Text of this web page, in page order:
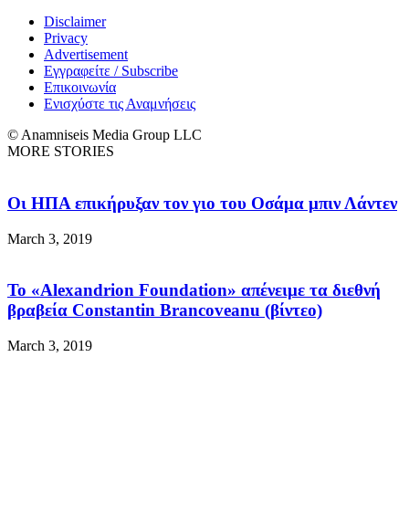
Disclaimer
Privacy
Advertisement
Εγγραφείτε / Subscribe
Επικοινωνία
Ενισχύστε τις Αναμνήσεις
© Anamniseis Media Group LLC
MORE STORIES
Οι ΗΠΑ επικήρυξαν τον γιο του Οσάμα μπιν Λάντεν
March 3, 2019
Το «Alexandrion Foundation» απένειμε τα διεθνή
βραβεία Constantin Brancoveanu (βίντεο)
March 3, 2019